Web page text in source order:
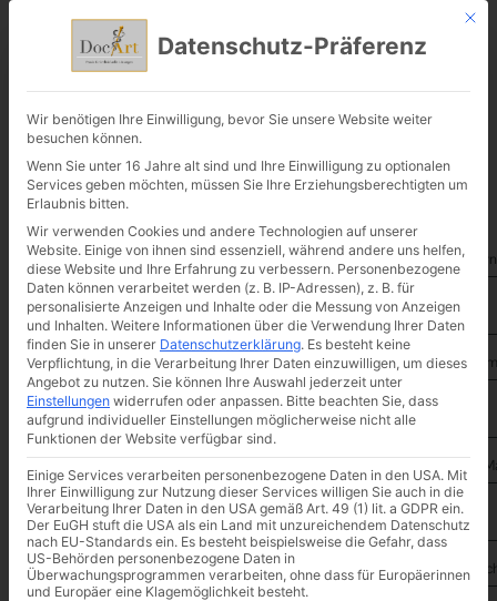
Übersicht
DocArt
Kontakt
praxisfargel@web.de
02226/9090118
telefonische Erreichbarkeit:
Mo-Do 09:00-15:00h
Meckenheimer Str. 7
53359 Rheinbach
E-
Mit
Datenschutz-Präferenz
Wir benötigen Ihre Einwilligung, bevor Sie unsere Website weiter
besuchen können.
Wenn Sie unter 16 Jahre alt sind und Ihre Einwilligung zu optionalen
Services geben möchten, müssen Sie Ihre Erziehungsberechtigten um
Erlaubnis bitten.
Wir verwenden Cookies und andere Technologien auf unserer
Website. Einige von ihnen sind essenziell, während andere uns helfen,
diese Website und Ihre Erfahrung zu verbessern. Personenbezogene
Daten können verarbeitet werden (z. B. IP-Adressen), z. B. für
personalisierte Anzeigen und Inhalte oder die Messung von Anzeigen
und Inhalten. Weitere Informationen über die Verwendung Ihrer Daten
finden Sie in unserer Datenschutzerklärung. Es besteht keine
Verpflichtung, in die Verarbeitung Ihrer Daten einzuwilligen, um dieses
Angebot zu nutzen. Sie können Ihre Auswahl jederzeit unter
Einstellungen widerrufen oder anpassen. Bitte beachten Sie, dass
aufgrund individueller Einstellungen möglicherweise nicht alle
Funktionen der Website verfügbar sind.
Einige Services verarbeiten personenbezogene Daten in den USA. Mit
Ihrer Einwilligung zur Nutzung dieser Services willigen Sie auch in die
Verarbeitung Ihrer Daten in den USA gemäß Art. 49 (1) lit. a GDPR ein.
Der EuGH stuft die USA als ein Land mit unzureichendem Datenschutz
nach EU-Standards ein. Es besteht beispielsweise die Gefahr, dass
US-Behörden personenbezogene Daten in
Überwachungsprogrammen verarbeiten, ohne dass für Europäerinnen
und Europäer eine Klagemöglichkeit besteht.